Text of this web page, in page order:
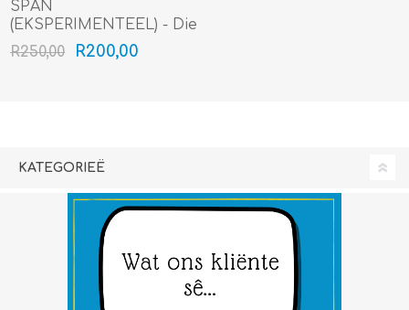
SPAN
(EKSPERIMENTEEL) - Die
appel val nie ver van die
boom af nie (Gr 4-7)
R250,00 R200,00
KATEGORIEË